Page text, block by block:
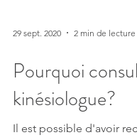
Pourquoi
kinésiologue?